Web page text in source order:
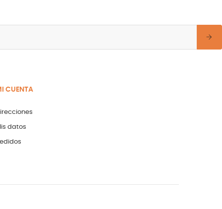
CUENTA
datos